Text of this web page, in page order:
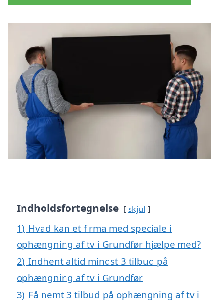
Indholdsfortegnelse skjul
1) Hvad kan et firma med speciale i
ophængning af tv i Grundfør hjælpe med?
2) Indhent altid mindst 3 tilbud på
ophængning af tv i Grundfør
3) Få nemt 3 tilbud på ophængning af tv i